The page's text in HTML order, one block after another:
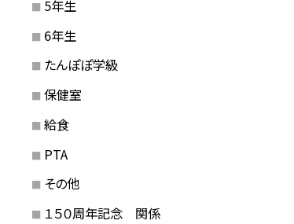
5年生
6年生
たんぽぽ学級
保健室
給食
PTA
その他
１５０周年記念 関係